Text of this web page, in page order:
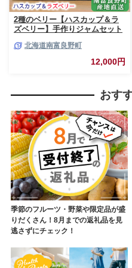
2種のベリー【ハスカップ＆ラ
ズベリー】手作りジャムセット
ム ベリー ハスカップ ラズベリ
ー ソース カシス てんさい糖 無
農薬 ポリフェノール 鉄分 ビタ
北海道南富良野町
12,000円
おす
季節のフルーツ・野菜や限定品が盛
りだくさん！8月までの返礼品を見
逃さずにチェック！